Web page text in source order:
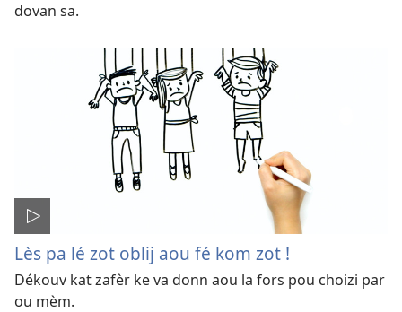
dovan sa.
Lès pa lé zot oblij aou fé kom zot !
Dékouv kat zafèr ke va donn aou la fors pou choizi par
ou mèm.